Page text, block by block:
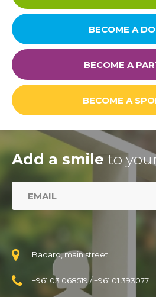
BECOME A
BECOME A
BECOME A
Add a smile to
Badaro, main street
+961 03 068519/+961 01 393077